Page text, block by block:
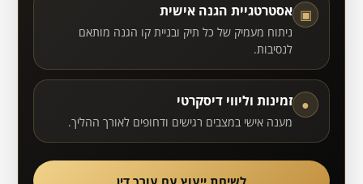
▣ אסטרטגיית הגנה אישית
ניתוח מעמיק של כל תיק ובניית קו הגנה מותאם
לנסיבות.
● זמינות וליווי דיסקרטי
מענה אישי במצבים רגישים ודחופים לאורך ההליך.
לשיחת ייעוץ עם עורך דין